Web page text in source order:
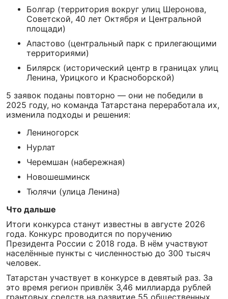
Болгар (территория вокруг улиц Шеронова,
Советской, 40 лет Октября и Центральной
площади)
Апастово (центральный парк с прилегающими
территориями)
Билярск (исторический центр в границах улиц
Ленина, Урицкого и Красноборской)
5 заявок поданы повторно — они не победили в
2025 году, но команда Татарстана переработала их,
изменила подходы и решения:
Лениногорск
Нурлат
Черемшан (набережная)
Новошешминск
Тюлячи (улица Ленина)
Что дальше
Итоги конкурса станут известны в августе 2026
года. Конкурс проводится по поручению
Президента России с 2018 года. В нём участвуют
населённые пункты с численностью до 300 тысяч
человек.
Татарстан участвует в конкурсе в девятый раз. За
это время регион привлёк 3,46 миллиарда рублей